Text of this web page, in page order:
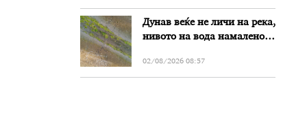
Дунав веќе не личи на река,
нивото на вода намалено
Бугарија
02/08/2026 08:57